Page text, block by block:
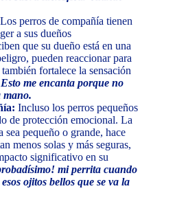
Los perros de compañía tienen
a sus dueños
que su dueño está en una
pueden reaccionar para
fortalece la sensación
Esto me encanta porque no
mano.
Incluso los perros pequeños
de protección emocional. La
sea pequeño o grande, hace
menos solas y más seguras,
significativo en su
mi perrita cuando
ojitos bellos que se va la